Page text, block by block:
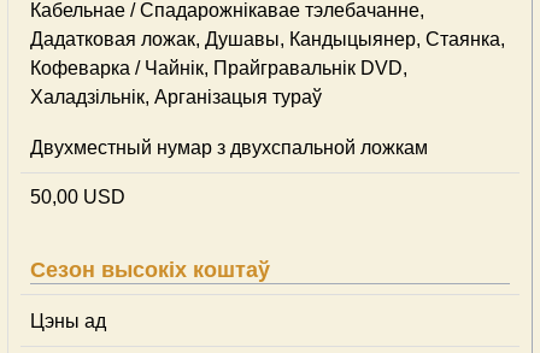
Кабельнае / Спадарожнiкавае тэлебачанне,
Дадатковая ложак, Душавы, Кандыцыянер, Стаянка,
Кофеварка / Чайнік, Прайгравальнік DVD,
Халадзільнік, Арганізацыя тураў
Двухместный нумар з двухспальной ложкам
50,00 USD
Сезон высокіх коштаў
Цэны ад